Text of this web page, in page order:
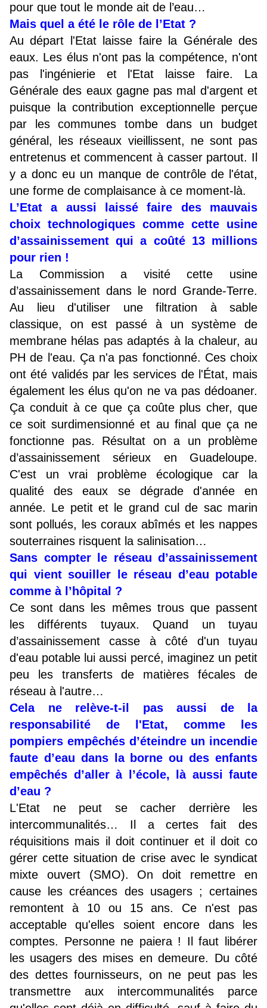
pour que tout le monde ait de l’eau…
Mais quel a été le rôle de l’Etat ?
Au départ l'Etat laisse faire la Générale des
eaux. Les élus n'ont pas la compétence, n'ont
pas l'ingénierie et l'Etat laisse faire. La
Générale des eaux gagne pas mal d'argent et
puisque la contribution exceptionnelle perçue
par les communes tombe dans un budget
général, les réseaux vieillissent, ne sont pas
entretenus et commencent à casser partout. Il
y a donc eu un manque de contrôle de l'état,
une forme de complaisance à ce moment-là.
L’Etat a aussi laissé faire des mauvais
choix technologiques comme cette usine
d’assainissement qui a coûté 13 millions
pour rien !
La Commission a visité cette usine
d’assainissement dans le nord Grande-Terre.
Au lieu d'utiliser une filtration à sable
classique, on est passé à un système de
membrane hélas pas adaptés à la chaleur, au
PH de l'eau. Ça n'a pas fonctionné. Ces choix
ont été validés par les services de l'État, mais
également les élus qu'on ne va pas dédoaner.
Ça conduit à ce que ça coûte plus cher, que
ce soit surdimensionné et au final que ça ne
fonctionne pas. Résultat on a un problème
d’assainissement sérieux en Guadeloupe.
C'est un vrai problème écologique car la
qualité des eaux se dégrade d'année en
année. Le petit et le grand cul de sac marin
sont pollués, les coraux abîmés et les nappes
souterraines risquent la salinisation…
Sans compter le réseau d’assainissement
qui vient souiller le réseau d’eau potable
comme à l’hôpital ?
Ce sont dans les mêmes trous que passent
les différents tuyaux. Quand un tuyau
d’assainissement casse à côté d'un tuyau
d'eau potable lui aussi percé, imaginez un petit
peu les transferts de matières fécales de
réseau à l'autre…
Cela ne relève-t-il pas aussi de la
responsabilité de l'Etat, comme les
pompiers empêchés d’éteindre un incendie
faute d’eau dans la borne ou des enfants
empêchés d’aller à l’école, là aussi faute
d’eau ?
L'Etat ne peut se cacher derrière les
intercommunalités… Il a certes fait des
réquisitions mais il doit continuer et il doit co
gérer cette situation de crise avec le syndicat
mixte ouvert (SMO). On doit remettre en
cause les créances des usagers ; certaines
remontent à 10 ou 15 ans. Ce n'est pas
acceptable qu'elles soient encore dans les
comptes. Personne ne paiera ! Il faut libérer
les usagers des mises en demeure. Du côté
des dettes fournisseurs, on ne peut pas les
transmettre aux intercommunalités parce